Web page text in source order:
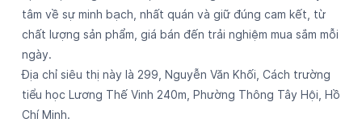
Đánh giá siêu thị
Viết Đánh Giá